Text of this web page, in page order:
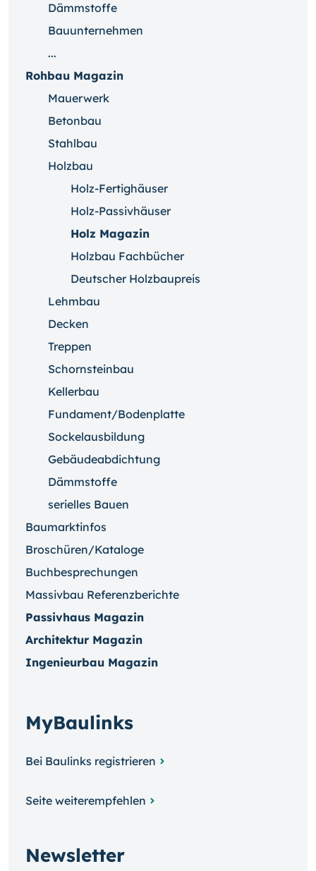
Dämmstoffe
Bauunternehmen
...
Rohbau Magazin
Mauerwerk
Betonbau
Stahlbau
Holzbau
Holz-Fertighäuser
Holz-Passivhäuser
Holz Magazin
Holzbau Fachbücher
Deutscher Holzbaupreis
Lehmbau
Decken
Treppen
Schornsteinbau
Kellerbau
Fundament/Bodenplatte
Sockelausbildung
Gebäudeabdichtung
Dämmstoffe
serielles Bauen
Baumarktinfos
Broschüren/Kataloge
Buchbesprechungen
Massivbau Referenzberichte
Passivhaus Magazin
Architektur Magazin
Ingenieurbau Magazin
MyBaulinks
Bei Baulinks registrieren
Seite weiterempfehlen
Newsletter